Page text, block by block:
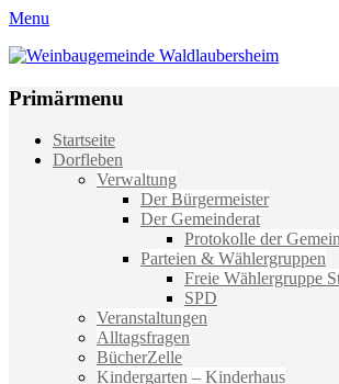
Menu
Weinbaugemeinde Waldlaubersheim
Primärmenu
Weiter
zum
Startseite
Dorfleben
Verwaltung
Der Bürgermeister
Der Gemeinderat
Protokolle der
Parteien & Wählergruppen
Freie Wählergruppe
SPD
Veranstaltungen
Alltagsfragen
BücherZelle
Kindergarten – Kinderhaus